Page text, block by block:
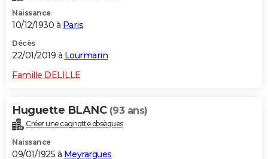
Naissance
10/12/1930 à Paris
Décès
22/01/2019 à Lourmarin
Famille DELILLE
Huguette BLANC (93 ans)
Créer une cagnotte obsèques
Naissance
09/01/1925 à Meyrargues